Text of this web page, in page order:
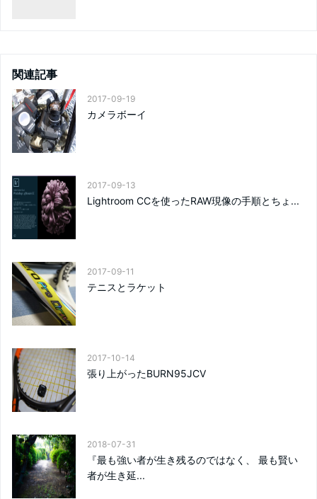
関連記事
2017-09-19
カメラボーイ
2017-09-13
Lightroom CCを使ったRAW現像の手順とちょ...
2017-09-11
テニスとラケット
2017-10-14
張り上がったBURN95JCV
2018-07-31
『最も強い者が生き残るのではなく、 最も賢い
者が生き延...